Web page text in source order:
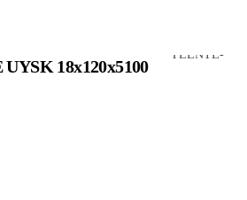
18x120x5100